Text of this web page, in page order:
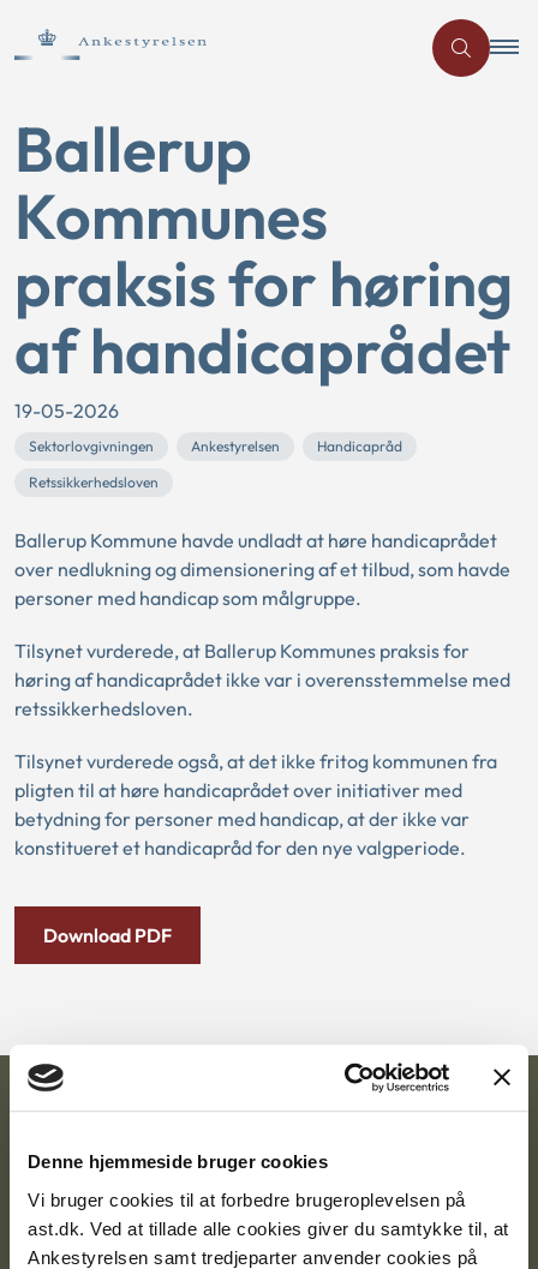
Denne hjemmeside bruger cookies
Vi bruger cookies til at forbedre brugeroplevelsen på
ast.dk. Ved at tillade alle cookies giver du samtykke til, at
Ankestyrelsen samt tredjeparter anvender cookies på
Ballerup
Kommunes
praksis for høring
af handicaprådet
19-05-2026
Sektorlovgivningen Ankestyrelsen
Handicapråd
Retssikkerhedsloven
Ballerup Kommune havde undladt at høre handicaprådet
over nedlukning og dimensionering af et tilbud, som havde
personer med handicap som målgruppe.
Tilsynet vurderede, at Ballerup Kommunes praksis for
høring af handicaprådet ikke var i overensstemmelse med
retssikkerhedsloven.
Tilsynet vurderede også, at det ikke fritog kommunen fra
pligten til at høre handicaprådet over initiativer med
betydning for personer med handicap, at der ikke var
konstitueret et handicapråd for den nye valgperiode.
Download PDF
Ankestyrelsen
Postadresse:
Nytorv 7, 2. sal
9000 Aalborg